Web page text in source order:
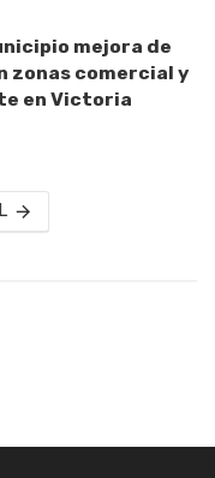
mejora de
zonas comercial y
en Victoria